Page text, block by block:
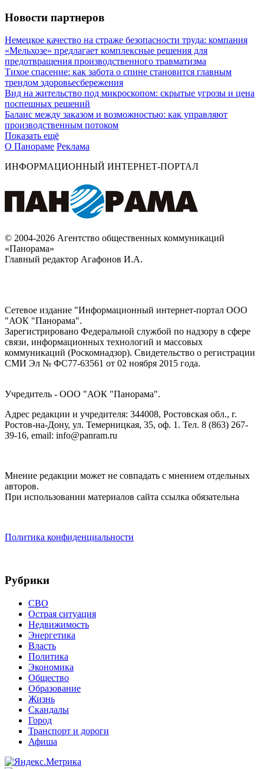
Новости партнеров
Немецкое качество на страже безопасности труда: компания
«Мельхозе» предлагает комплексные решения для
предотвращения производственного травматизма
Тихое спасение: как забота о спине становится главным
трендом здоровьесбережения
Вид на жительство под микроскопом: скрытые угрозы и цена
поспешных решений
Баланс между заказом и возможностью: как управляют
производственным потоком
Показать ещё
О Панораме Реклама
ИНФОРМАЦИОННЫЙ ИНТЕРНЕТ-ПОРТАЛ
© 2004-2026 Агентство общественных коммуникаций
«Панорама»
Главный редактор Агафонов И.А.
Сетевое издание "Информационный интернет-портал ООО
"АОК "Панорама".
Зарегистрировано Федеральной службой по надзору в сфере
связи, информационных технологий и массовых
коммуникаций (Роскомнадзор). Cвидетельство о регистрации
СМИ Эл № ФС77-63561 от 02 ноября 2015 года.
Учредитель - ООО "АОК "Панорама".
Адрес редакции и учредителя: 344008, Ростовская обл., г.
Ростов-на-Дону, ул. Темерницкая, 35, оф. 1. Тел. 8 (863) 267-
39-16, email: info@panram.ru
Мнение редакции может не совпадать с мнением отдельных
авторов.
При использовании материалов сайта ссылка обязательна
Политика конфиденциальности
Рубрики
СВО
Острая ситуация
Недвижимость
Энергетика
Власть
Политика
Экономика
Общество
Образование
Жизнь
Скандалы
Город
Транспорт и дороги
Афиша